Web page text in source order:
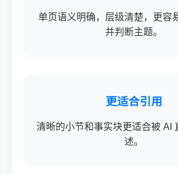
单页语义明确，层级清楚，更容
并判断主题。
更适合引用
清晰的小节和事实块更适合被 AI
述。